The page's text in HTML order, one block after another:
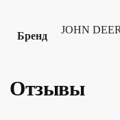
Бренд
JOHN
Отзывы